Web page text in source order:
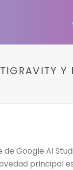
Y
Google AI
principal